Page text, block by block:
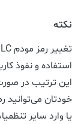
نکته
استفاده و نفوذ
این ترتیب در
یا وارد سایر